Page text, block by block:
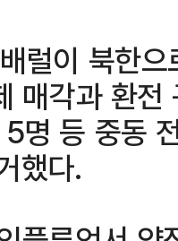
럴이 북한
매각과 환전
명 등 중동
했다.